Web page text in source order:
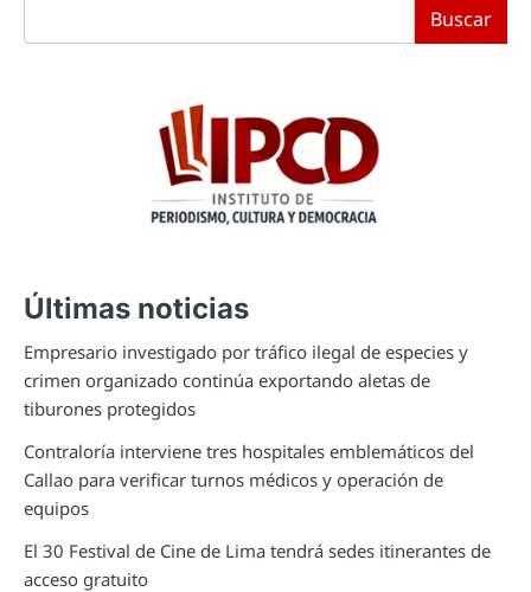
Buscar
Últimas noticias
Empresario investigado por tráfico ilegal de especies y
crimen organizado continúa exportando aletas de
tiburones protegidos
Contraloría interviene tres hospitales emblemáticos del
Callao para verificar turnos médicos y operación de
equipos
El 30 Festival de Cine de Lima tendrá sedes itinerantes de
acceso gratuito